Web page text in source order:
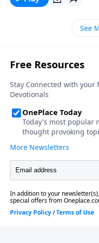
no negó su infidelidad,
líderes de la iglesia,
modo que fue
No era que la iglesia
resistió la forma en
que ella había hecho.
persona se arrepienta?
See